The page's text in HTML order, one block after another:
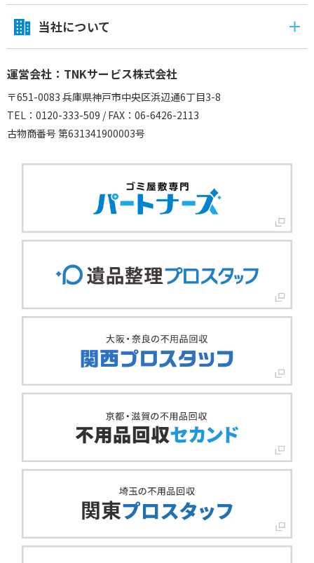
当社について
運営会社：TNKサービス株式会社
〒651-0083 兵庫県神戸市中央区浜辺通6丁目3-8
TEL：0120-333-509 / FAX：06-6426-2113
古物商番号 第631341900003号